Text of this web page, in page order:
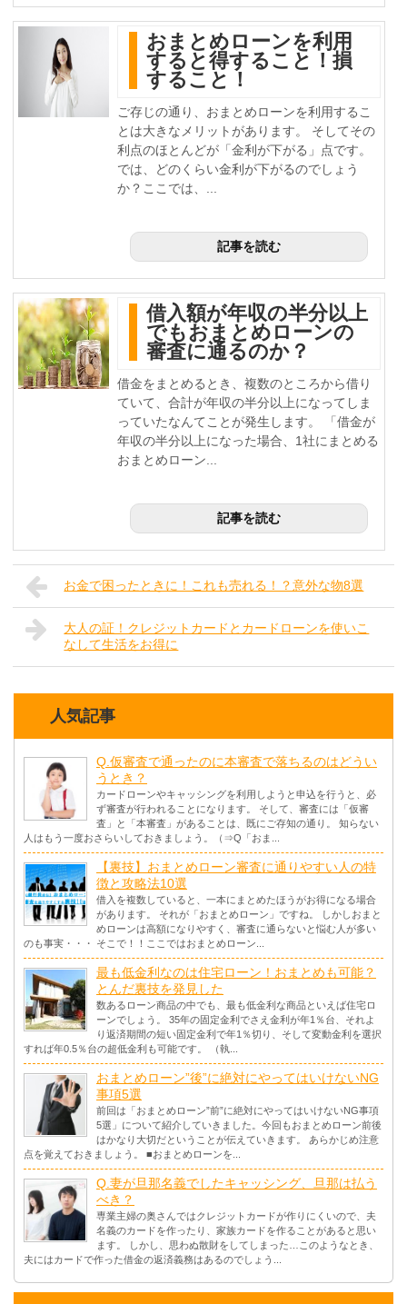
おまとめローンを利用
すると得すること！損
すること！
ご存じの通り、おまとめローンを利用するこ
とは大きなメリットがあります。 そしてその
利点のほとんどが「金利が下がる」点です。
では、どのくらい金利が下がるのでしょう
か？ここでは、...
記事を読む
借入額が年収の半分以上
でもおまとめローンの
審査に通るのか？
借金をまとめるとき、複数のところから借り
ていて、合計が年収の半分以上になってしま
っていたなんてことが発生します。 「借金が
年収の半分以上になった場合、1社にまとめる
おまとめローン...
記事を読む
お金で困ったときに！これも売れる！？意外な物8選
大人の証！クレジットカードとカードローンを使いこ
なして生活をお得に
人気記事
Q.仮審査で通ったのに本審査で落ちるのはどうい
うとき？
カードローンやキャッシングを利用しようと申込を行うと、必
ず審査が行われることになります。 そして、審査には「仮審
査」と「本審査」があることは、既にご存知の通り。 知らない
人はもう一度おさらいしておきましょう。（⇒Q「おま...
【裏技】おまとめローン審査に通りやすい人の特
徴と攻略法10選
借入を複数していると、一本にまとめたほうがお得になる場合
があります。 それが「おまとめローン」ですね。 しかしおまと
めローンは高額になりやすく、審査に通らないと悩む人が多い
のも事実・・・ そこで！！ここではおまとめローン...
最も低金利なのは住宅ローン！おまとめも可能？
とんだ裏技を発見した
数あるローン商品の中でも、最も低金利な商品といえば住宅ロ
ーンでしょう。 35年の固定金利でさえ金利が年1％台、それよ
り返済期間の短い固定金利で年1％切り、そして変動金利を選択
すれば年0.5％台の超低金利も可能です。 （執...
おまとめローン”後”に絶対にやってはいけないNG
事項5選
前回は「おまとめローン”前”に絶対にやってはいけないNG事項
5選」について紹介していきました。今回もおまとめローン前後
はかなり大切だということが伝えていきます。 あらかじめ注意
点を覚えておきましょう。 ■おまとめローンを...
Q.妻が旦那名義でしたキャッシング、旦那は払う
べき？
専業主婦の奥さんではクレジットカードが作りにくいので、夫
名義のカードを作ったり、家族カードを作ることがあると思い
ます。 しかし、思わぬ散財をしてしまった…このようなとき、
夫にはカードで作った借金の返済義務はあるのでしょう...